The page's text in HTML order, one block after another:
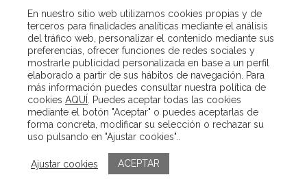
Escríbenos
Copyright – Van Beveren 2020
En nuestro sitio web utilizamos cookies propias y de
terceros para finalidades analíticas mediante el análisis
del tráfico web, personalizar el contenido mediante sus
preferencias, ofrecer funciones de redes sociales y
mostrarle publicidad personalizada en base a un perfil
elaborado a partir de sus hábitos de navegación. Para
más información puedes consultar nuestra política de
cookies AQUÍ
. Puedes aceptar todas las cookies
mediante el botón "Aceptar" o puedes aceptarlas de
forma concreta, modificar su selección o rechazar su
uso pulsando en "Ajustar cookies"..
Ajustar cookies ACEPTAR